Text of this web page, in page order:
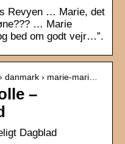
Revyen … Marie, det
… Marie
bed om godt vejr…”.
danmark › marie-mari…
–
Dagblad